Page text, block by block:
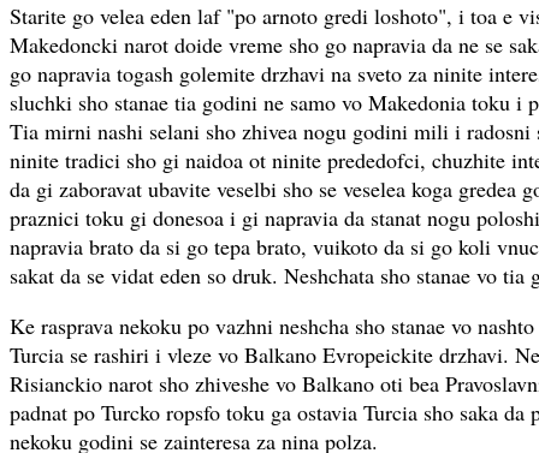
Starite go velea eden laf "po arnoto gredi loshoto", i toa e
Makedoncki narot doide vreme sho go napravia da ne se
go napravia togash golemite drzhavi na sveto za ninite
sluchki sho stanae tia godini ne samo vo Makedonia toku i
Tia mirni nashi selani sho zhivea nogu godini mili i
ninite tradici sho gi naidoa ot ninite prededofci, chuzhite
da gi zaboravat ubavite veselbi sho se veselea koga gredea
praznici toku gi donesoa i gi napravia da stanat nogu
napravia brato da si go tepa brato, vuikoto da si go koli
sakat da se vidat eden so druk. Neshchata sho stanae vo tia
Ke rasprava nekoku po vazhni neshcha sho stanae vo
Turcia se rashiri i vleze vo Balkano Evropeickite drzhavi.
Risianckio narot sho zhiveshe vo Balkano oti bea
padnat po Turcko ropsfo toku ga ostavia Turcia sho saka da
nekoku godini se zainteresa za nina polza.